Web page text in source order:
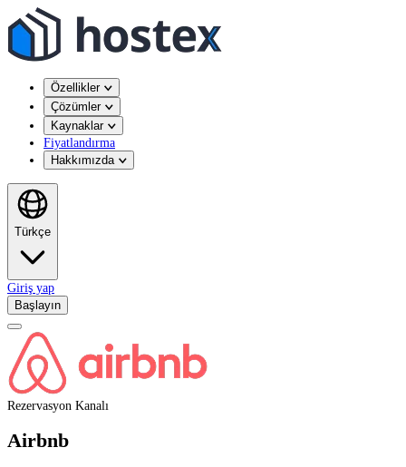
Özellikler
Çözümler
Kaynaklar
Fiyatlandırma
Hakkımızda
Türkçe
Giriş yap
Başlayın
Rezervasyon Kanalı
Airbnb